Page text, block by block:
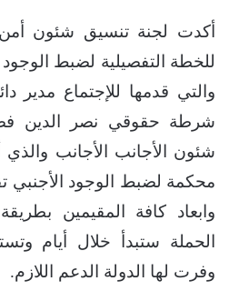
أكدت لجنة تنسيق شئون أمن
للخطة التفصيلية لضبط الوجود
والتي قدمها للإجتماع مدير
شرطة حقوقي نصر الدين
شئون الأجانب الأجانب
محكمة لضبط الوجود الأجنبي
وابعاد كافة المقيمين
الحملة ستبدأ خلال أيام
وفرت لها الدولة الدعم اللازم.